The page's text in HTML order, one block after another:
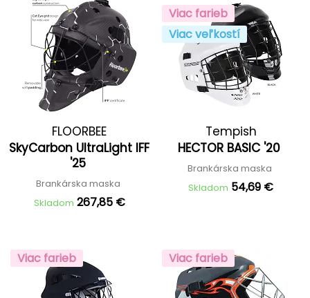
FLOORBEE
SkyCarbon UltraLight IFF
'25
Brankárska maska
Skladom 267,85 €
Viac farieb
Viac veľkostí
Tempish
HECTOR BASIC '20
Brankárska maska
Skladom 54,69 €
Viac farieb Viac farieb